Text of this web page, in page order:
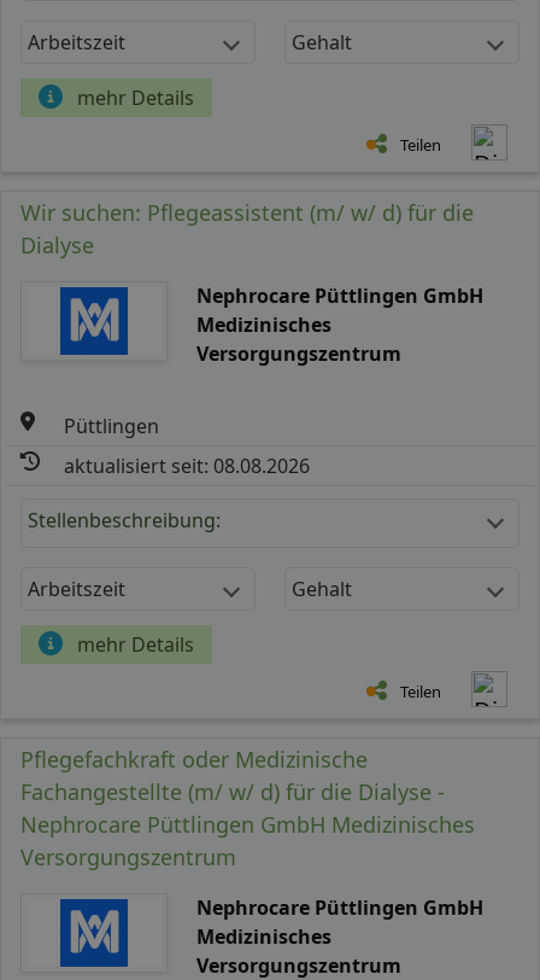
Arbeitszeit Gehalt
mehr Details
Teilen
Wir suchen: Pflegeassistent (m/ w/ d) für die
Dialyse
Nephrocare Püttlingen GmbH
Medizinisches
Versorgungszentrum
Püttlingen
aktualisiert seit: 08.08.2026
Stellenbeschreibung:
Arbeitszeit Gehalt
mehr Details
Teilen
Pflegefachkraft oder Medizinische
Fachangestellte (m/ w/ d) für die Dialyse -
Nephrocare Püttlingen GmbH Medizinisches
Versorgungszentrum
Nephrocare Püttlingen GmbH
Medizinisches
Versorgungszentrum